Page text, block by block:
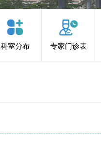
科室分布 专家门诊表